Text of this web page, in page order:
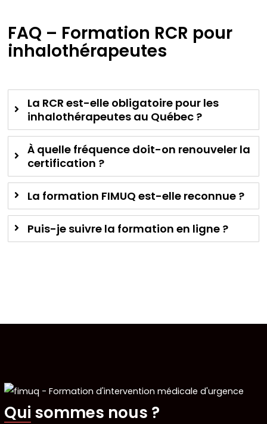
FAQ – Formation RCR pour
inhalothérapeutes
La RCR est-elle obligatoire pour les
inhalothérapeutes au Québec ?
À quelle fréquence doit-on renouveler la
certification ?
La formation FIMUQ est-elle reconnue ?
Puis-je suivre la formation en ligne ?
Qui sommes nous ?